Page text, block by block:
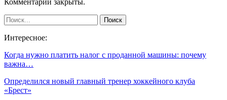
Интересное:
Когда нужно платить налог с проданной машины: почему
важна…
Определился новый главный тренер хоккейного клуба
«Брест»